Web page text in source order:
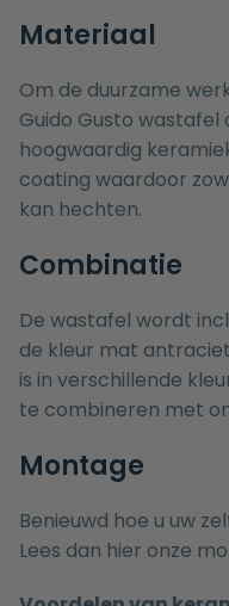
Materiaal
Om de duurzame
Guido Gusto
hoogwaardig
coating waardoor
kan hechten.
Combinatie
De wastafel wordt
de kleur mat
is in verschillende
te combineren met
Montage
Benieuwd hoe u uw
Lees dan hier onze